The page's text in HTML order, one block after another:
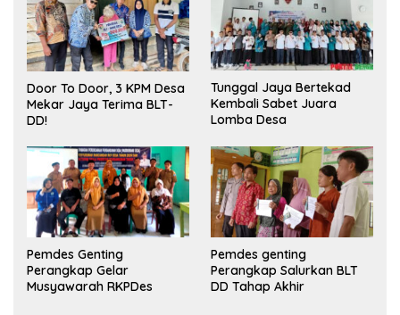
Door To Door, 3 KPM Desa
Mekar Jaya Terima BLT-
DD!
Tunggal Jaya Bertekad
Kembali Sabet Juara
Lomba Desa
Pemdes Genting
Perangkap Gelar
Musyawarah RKPDes
Pemdes genting
Perangkap Salurkan BLT
DD Tahap Akhir